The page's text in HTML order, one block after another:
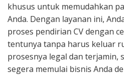
khusus untuk memudahkan
Anda. Dengan layanan ini,
proses pendirian CV dengan
tentunya tanpa harus keluar
prosesnya legal dan terjamin,
segera memulai bisnis Anda